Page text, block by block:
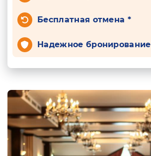
Бесплатная отмена *
Надежное бронирование